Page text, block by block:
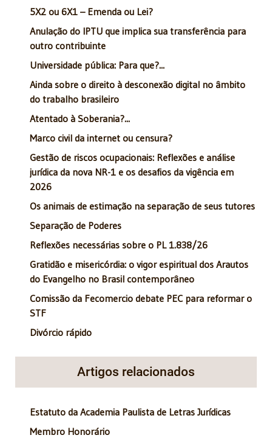
5X2 ou 6X1 – Emenda ou Lei?
Anulação do IPTU que implica sua transferência para
outro contribuinte
Universidade pública: Para que?...
Ainda sobre o direito à desconexão digital no âmbito
do trabalho brasileiro
Atentado à Soberania?...
Marco civil da internet ou censura?
Gestão de riscos ocupacionais: Reflexões e análise
jurídica da nova NR-1 e os desafios da vigência em
2026
Os animais de estimação na separação de seus tutores
Separação de Poderes
Reflexões necessárias sobre o PL 1.838/26
Gratidão e misericórdia: o vigor espiritual dos Arautos
do Evangelho no Brasil contemporâneo
Comissão da Fecomercio debate PEC para reformar o
STF
Divórcio rápido
Artigos relacionados
Estatuto da Academia Paulista de Letras Jurídicas
Membro Honorário